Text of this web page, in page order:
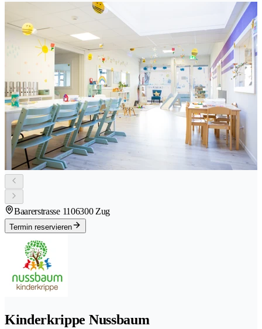
Baarerstrasse 1106300 Zug
Termin reservieren
Kinderkrippe Nussbaum